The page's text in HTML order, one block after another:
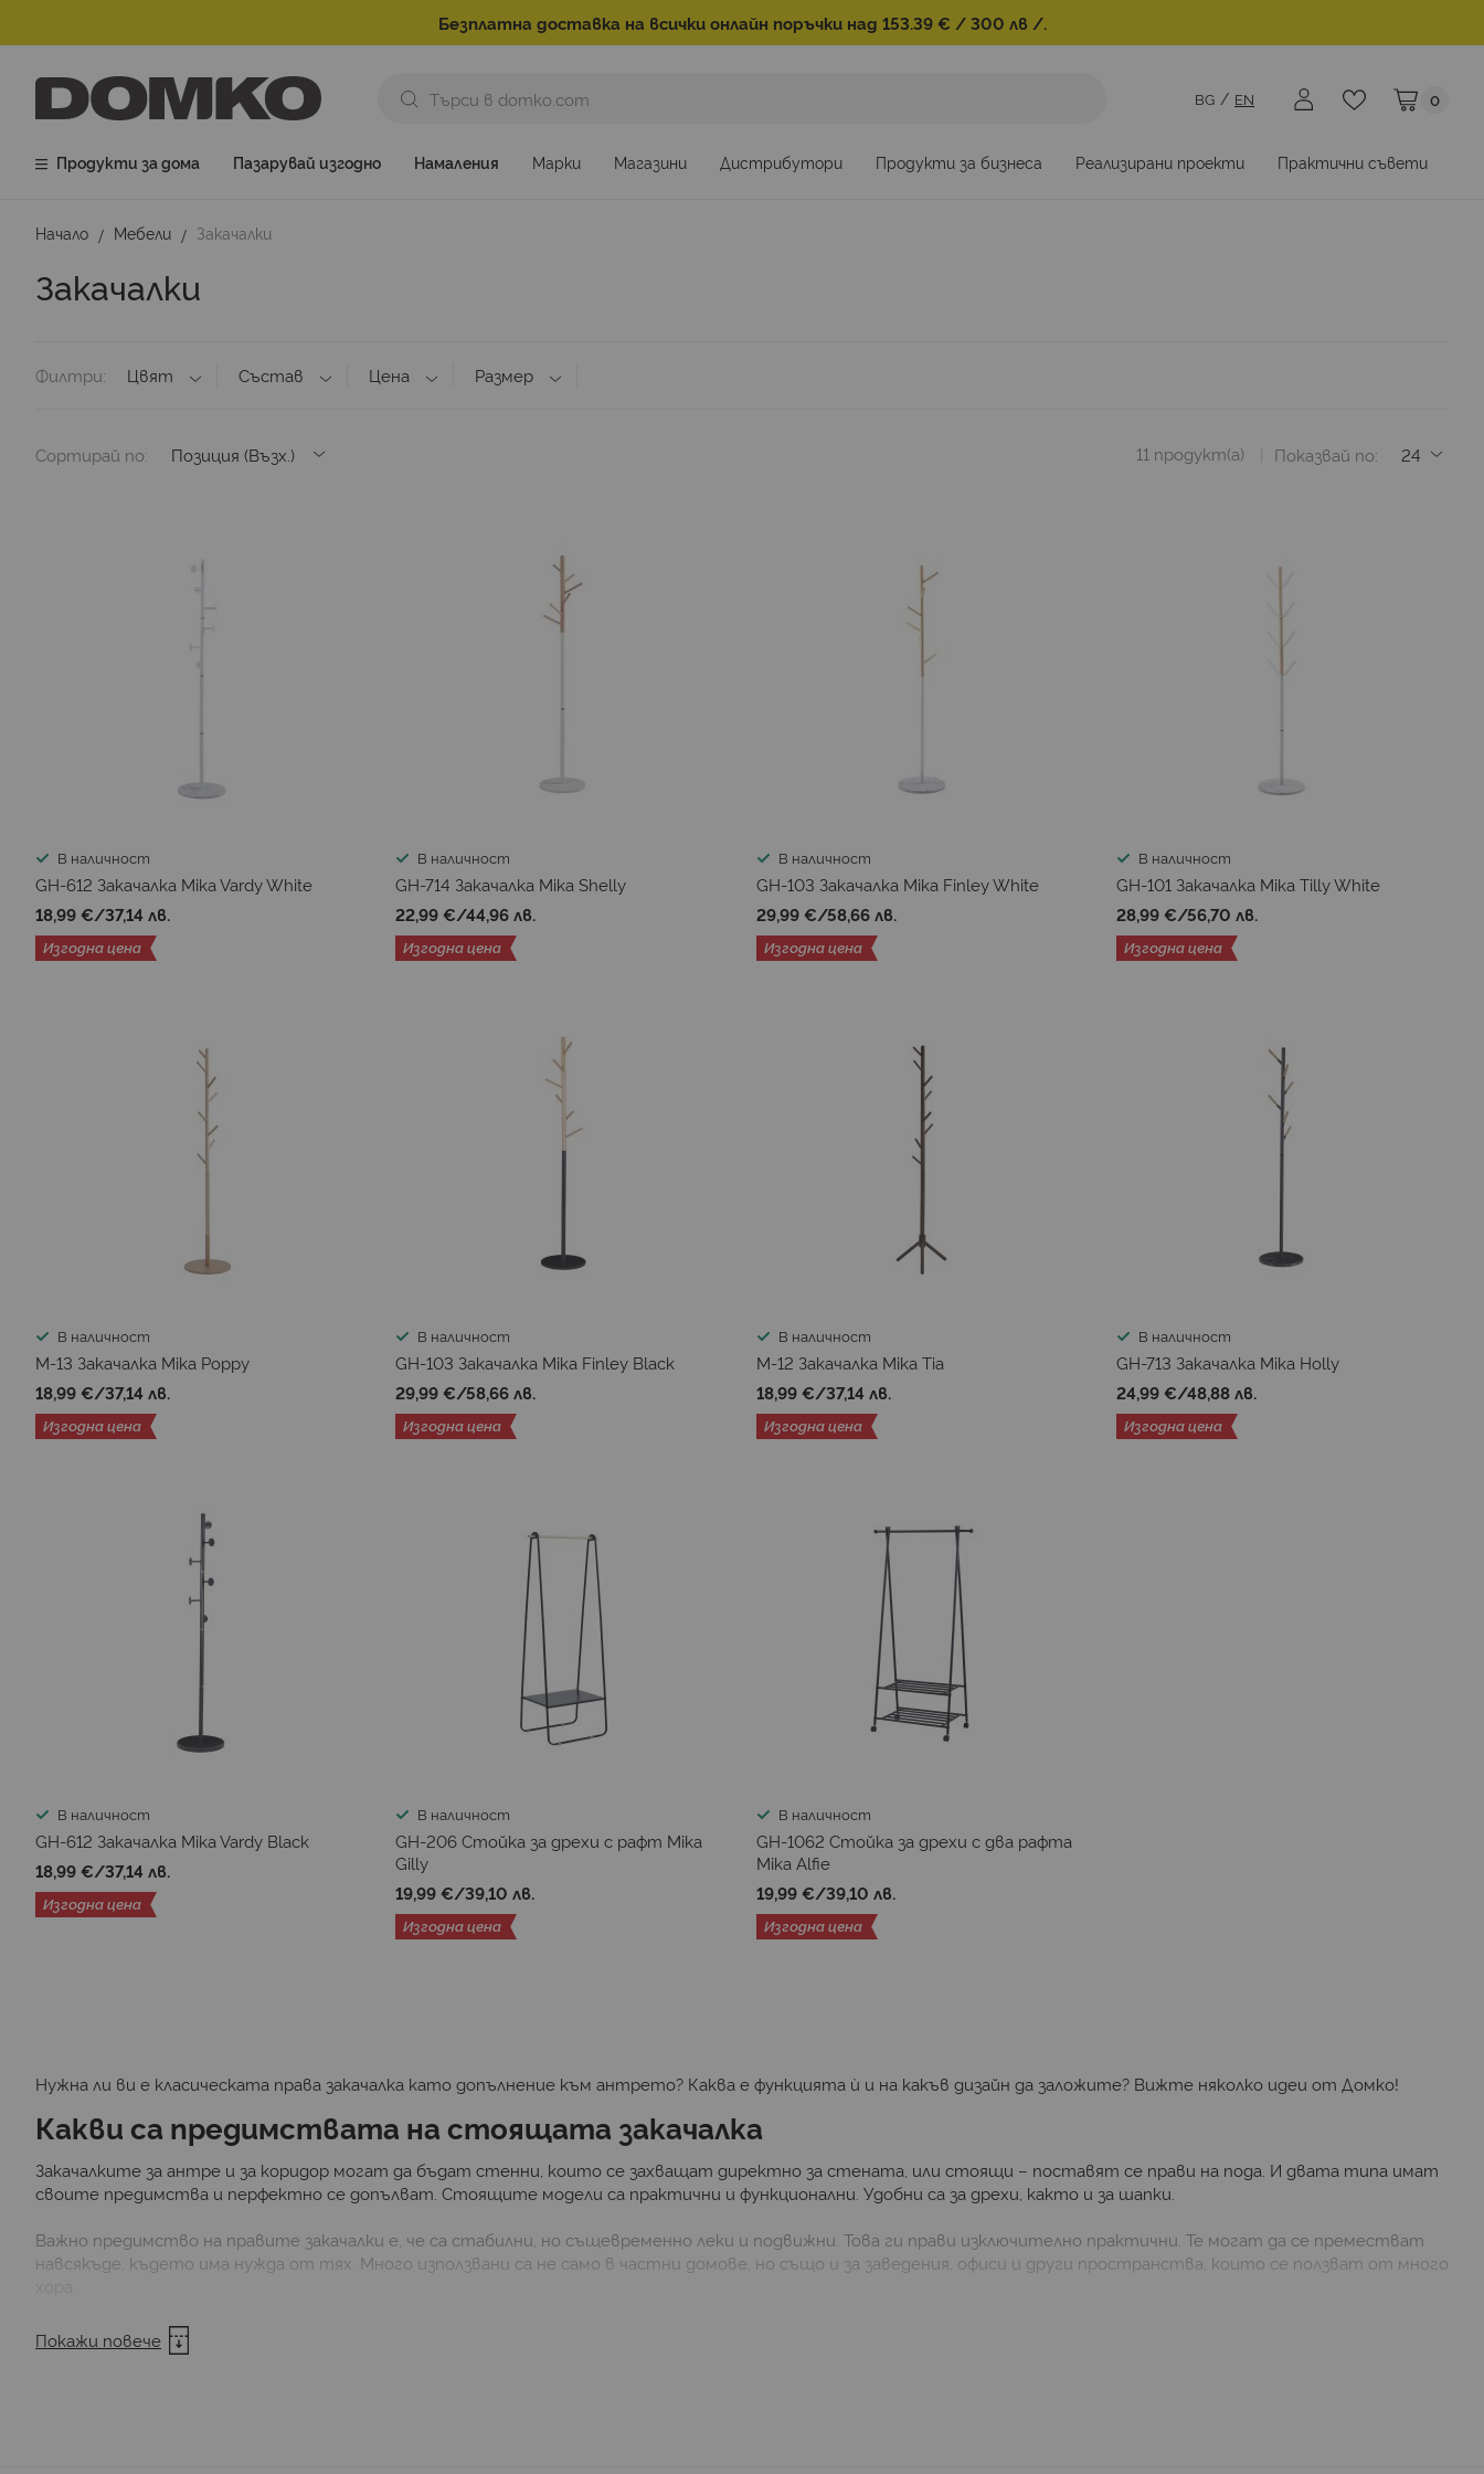
Безплатна доставка на всички онлайн поръчки над 153.39 € / 300 лв /.
Моята
0
BG EN
Продукти за дома Пазарувай изгодно Намаления Марки Магазини Дистрибутори Продукти за бизнеса Реализирани проекти Практични съвети
Начало Мебели Закачалки
Закачалки
Филтри Цвят Състав Цена Размер
Сортирай по Показвай по
11 продукт(а)
В наличност
GH-612 Закачалка Mika Vardy White
18,99 €/37,14 лв.
Изгодна цена
В наличност
GH-714 Закачалка Mika Shelly
22,99 €/44,96 лв.
Изгодна цена
В наличност
GH-103 Закачалка Mika Finley White
29,99 €/58,66 лв.
Изгодна цена
В наличност
GH-101 Закачалка Mika Tilly White
28,99 €/56,70 лв.
Изгодна цена
В наличност
M-13 Закачалка Mika Poppy
18,99 €/37,14 лв.
Изгодна цена
В наличност
GH-103 Закачалка Mika Finley Black
29,99 €/58,66 лв.
Изгодна цена
В наличност
M-12 Закачалка Mika Tia
18,99 €/37,14 лв.
Изгодна цена
В наличност
GH-713 Закачалка Mika Holly
24,99 €/48,88 лв.
Изгодна цена
В наличност
GH-612 Закачалка Mika Vardy Black
18,99 €/37,14 лв.
Изгодна цена
В наличност
GH-206 Стойка за дрехи с рафт Mika
Gilly
19,99 €/39,10 лв.
Изгодна цена
В наличност
GH-1062 Стойка за дрехи с два рафта
Mika Alfie
19,99 €/39,10 лв.
Изгодна цена
Нужна ли ви е класическата права закачалка като допълнение към антрето? Каква е функцията ѝ и на какъв дизайн да заложите? Вижте няколко идеи от Домко!
Какви са предимствата на стоящата закачалка
Закачалките за антре и за коридор могат да бъдат стенни, които се захващат директно за стената, или стоящи – поставят се прави на пода. И двата типа имат
своите предимства и перфектно се допълват. Стоящите модели са практични и функционални. Удобни са за дрехи, както и за шапки.
Важно предимство на правите закачалки е, че са стабилни, но същевременно леки и подвижни. Това ги прави изключително практични. Те могат да се преместват
навсякъде, където има нужда от тях. Много използвани са не само в частни домове, но също и за заведения, офиси и други пространства, които се ползват от много
Какви видове ще откриете в раздела
Покажи повече